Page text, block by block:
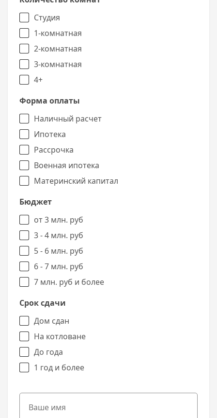
Студия
1-комнатная
2-комнатная
3-комнатная
4+
Форма оплаты
Наличный расчет
Ипотека
Рассрочка
Военная ипотека
Материнский капитал
Бюджет
от 3 млн. руб
3 - 4 млн. руб
5 - 6 млн. руб
6 - 7 млн. руб
7 млн. руб и более
Срок сдачи
Дом сдан
На котловане
До года
1 год и более